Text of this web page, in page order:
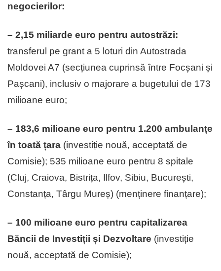
negocierilor:
– 2,15 miliarde euro pentru autostrăzi:
transferul pe grant a 5 loturi din Autostrada
Moldovei A7 (secțiunea cuprinsă între Focșani și
Pașcani), inclusiv o majorare a bugetului de 173
milioane euro;
– 183,6 milioane euro pentru 1.200 ambulanțe
în toată țara (investiție nouă, acceptată de
Comisie); 535 milioane euro pentru 8 spitale
(Cluj, Craiova, Bistrița, Ilfov, Sibiu, București,
Constanța, Târgu Mureș) (menținere finanțare);
– 100 milioane euro pentru capitalizarea
Băncii de Investiții și Dezvoltare (investiție
nouă, acceptată de Comisie);